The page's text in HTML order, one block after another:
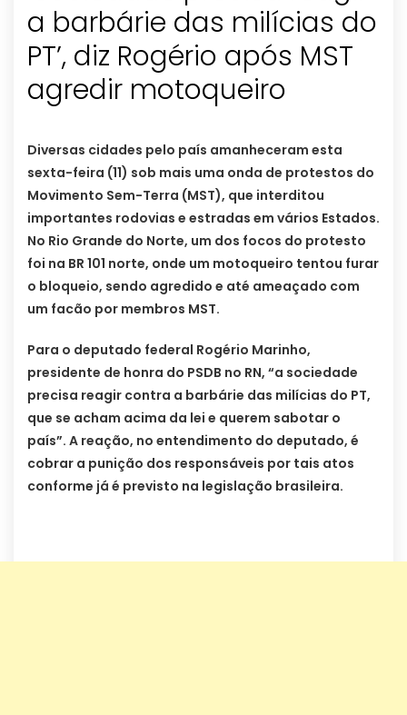
a barbárie das milícias do
PT’, diz Rogério após MST
agredir motoqueiro
Diversas cidades pelo país amanheceram esta
sexta-feira (11) sob mais uma onda de protestos do
Movimento Sem-Terra (MST), que interditou
importantes rodovias e estradas em vários Estados.
No Rio Grande do Norte, um dos focos do protesto
foi na BR 101 norte, onde um motoqueiro tentou furar
o bloqueio, sendo agredido e até ameaçado com
um facão por membros MST.
Para o deputado federal Rogério Marinho,
presidente de honra do PSDB no RN, “a sociedade
precisa reagir contra a barbárie das milícias do PT,
que se acham acima da lei e querem sabotar o
país”. A reação, no entendimento do deputado, é
cobrar a punição dos responsáveis por tais atos
conforme já é previsto na legislação brasileira.